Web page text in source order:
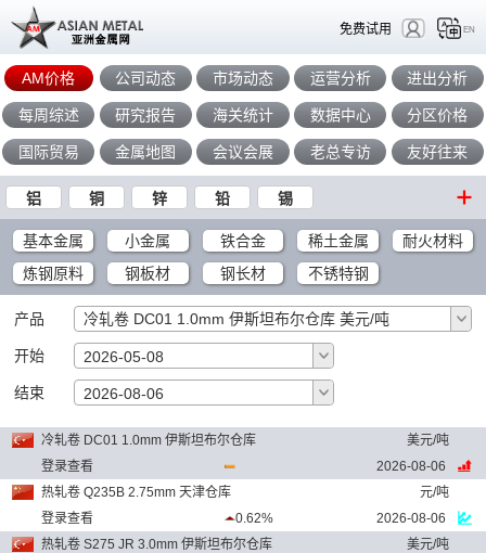
免费试用 EN
AM价格 公司动态 市场动态 运营分析 进出分析
每周综述 研究报告 海关统计 数据中心 分区价格
国际贸易 金属地图 会议会展 老总专访 友好往来
铝 铜 锌 铅 锡
基本金属 小金属 铁合金 稀土金属
耐火材料
炼钢原料
钢板材 钢长材 不锈特钢
产品 冷轧卷 DC01 1.0mm 伊斯坦布尔仓库 美元/吨
开始 2026-05-08
结束 2026-08-06
冷轧卷 DC01 1.0mm 伊斯坦布尔仓库
美元/吨
登录查看
2026-08-06
热轧卷 Q235B 2.75mm 天津仓库
元/吨
登录查看
0.62%
2026-08-06
热轧卷 S275 JR 3.0mm 伊斯坦布尔仓库
美元/吨